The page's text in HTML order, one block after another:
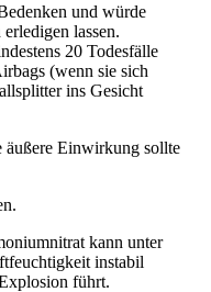
und würde
lassen.
20 Todesfälle
(wenn sie sich
ins Gesicht
äußere Einwirkung sollte
kann unter
instabil
führt.